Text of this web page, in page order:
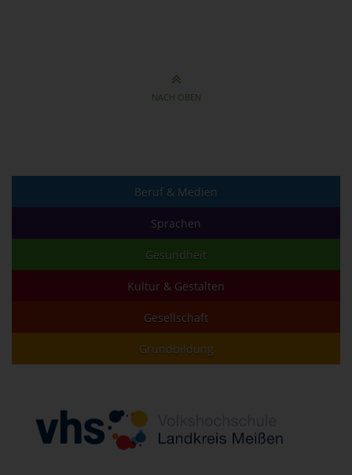
NACH OBEN
Beruf & Medien
Sprachen
Gesundheit
Kultur & Gestalten
Gesellschaft
Grundbildung